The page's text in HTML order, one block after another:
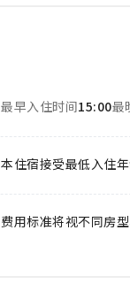
最早入住时间15:00最
本住宿接受最低入住
费用标准将视不同房